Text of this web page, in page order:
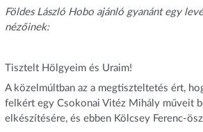
Földes László Hobo ajánló gyanánt egy
nézőinek:
Tisztelt Hölgyeim és Uraim!
A közelmúltban az a megtiszteltetés ért,
felkért egy Csokonai Vitéz Mihály műveit
elkészítésére, és ebben Kölcsey Ferenc-